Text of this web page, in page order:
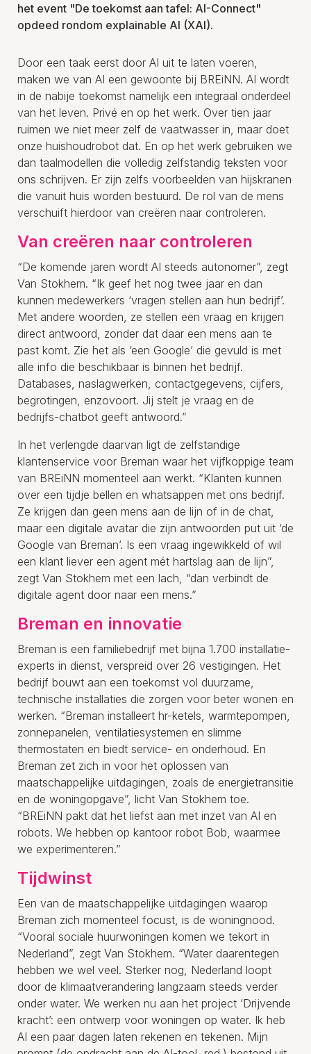
het event "De toekomst aan tafel: AI-Connect"
opdeed rondom explainable AI (XAI).
Door een taak eerst door AI uit te laten voeren,
maken we van AI een gewoonte bij BREiNN. AI wordt
in de nabije toekomst namelijk een integraal onderdeel
van het leven. Privé en op het werk. Over tien jaar
ruimen we niet meer zelf de vaatwasser in, maar doet
onze huishoudrobot dat. En op het werk gebruiken we
dan taalmodellen die volledig zelfstandig teksten voor
ons schrijven. Er zijn zelfs voorbeelden van hijskranen
die vanuit huis worden bestuurd. De rol van de mens
verschuift hierdoor van creëren naar controleren.
Van creëren naar controleren
“De komende jaren wordt AI steeds autonomer”, zegt
Van Stokhem. “Ik geef het nog twee jaar en dan
kunnen medewerkers ‘vragen stellen aan hun bedrijf’.
Met andere woorden, ze stellen een vraag en krijgen
direct antwoord, zonder dat daar een mens aan te
past komt. Zie het als ‘een Google’ die gevuld is met
alle info die beschikbaar is binnen het bedrijf.
Databases, naslagwerken, contactgegevens, cijfers,
begrotingen, enzovoort. Jij stelt je vraag en de
bedrijfs-chatbot geeft antwoord.”
In het verlengde daarvan ligt de zelfstandige
klantenservice voor Breman waar het vijfkoppige team
van BREiNN momenteel aan werkt. “Klanten kunnen
over een tijdje bellen en whatsappen met ons bedrijf.
Ze krijgen dan geen mens aan de lijn of in de chat,
maar een digitale avatar die zijn antwoorden put uit ‘de
Google van Breman’. Is een vraag ingewikkeld of wil
een klant liever een agent mét hartslag aan de lijn”,
zegt Van Stokhem met een lach, “dan verbindt de
digitale agent door naar een mens.”
Breman en innovatie
Breman is een familiebedrijf met bijna 1.700 installatie-
experts in dienst, verspreid over 26 vestigingen. Het
bedrijf bouwt aan een toekomst vol duurzame,
technische installaties die zorgen voor beter wonen en
werken. “Breman installeert hr-ketels, warmtepompen,
zonnepanelen, ventilatiesystemen en slimme
thermostaten en biedt service- en onderhoud. En
Breman zet zich in voor het oplossen van
maatschappelijke uitdagingen, zoals de energietransitie
en de woningopgave”, licht Van Stokhem toe.
“BREiNN pakt dat het liefst aan met inzet van AI en
robots. We hebben op kantoor robot Bob, waarmee
we experimenteren.”
Tijdwinst
Een van de maatschappelijke uitdagingen waarop
Breman zich momenteel focust, is de woningnood.
“Vooral sociale huurwoningen komen we tekort in
Nederland”, zegt Van Stokhem. “Water daarentegen
hebben we wel veel. Sterker nog, Nederland loopt
door de klimaatverandering langzaam steeds verder
onder water. We werken nu aan het project ‘Drijvende
kracht’: een ontwerp voor woningen op water. Ik heb
AI een paar dagen laten rekenen en tekenen. Mijn